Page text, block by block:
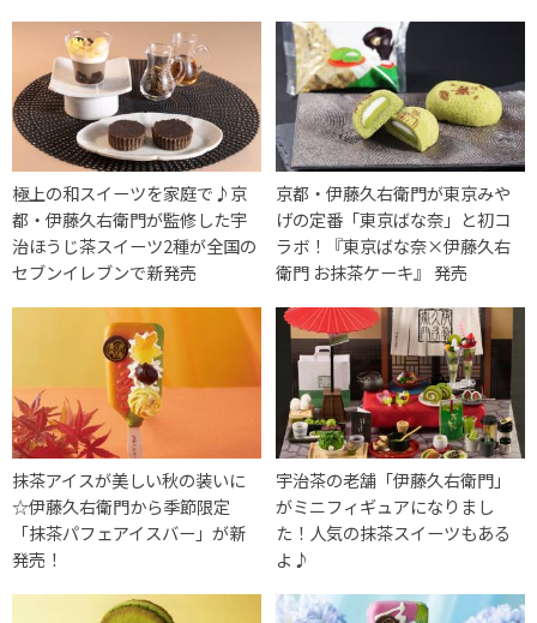
極上の和スイーツを家庭で♪京
都・伊藤久右衛門が監修した宇
治ほうじ茶スイーツ2種が全国の
セブンイレブンで新発売
京都・伊藤久右衛門が東京みや
げの定番「東京ばな奈」と初コ
ラボ！『東京ばな奈×伊藤久右
衛門 お抹茶ケーキ』 発売
抹茶アイスが美しい秋の装いに
☆伊藤久右衛門から季節限定
「抹茶パフェアイスバー」が新
発売！
宇治茶の老舗「伊藤久右衛門」
がミニフィギュアになりまし
た！人気の抹茶スイーツもある
よ♪